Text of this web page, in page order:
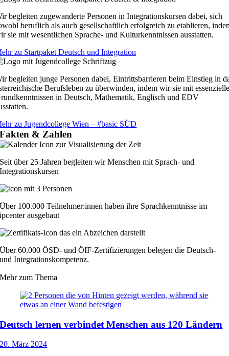
begleiten zugewanderte Personen in Integrationskursen dabei, sich
beruflich als auch gesellschaftlich erfolgreich zu etablieren,
sie mit wesentlichen Sprache- und Kulturkenntnissen ausstatten.
zu Startpaket Deutsch und Integration
begleiten junge Personen dabei, Eintrittsbarrieren beim Einstieg in
Berufsleben zu überwinden, indem wir sie mit
in Deutsch, Mathematik, Englisch und EDV
zu Jugendcollege Wien – #basic SÜD
Fakten & Zahlen
Seit über 25 Jahren begleiten wir Menschen mit Sprach- und
Integrationskursen
Über 100.000 Teilnehmer:innen haben ihre Sprachkenntnisse im
ipcenter ausgebaut
Über 60.000 ÖSD- und ÖIF-Zertifizierungen belegen die Deutsch-
und Integrationskompetenz.
Mehr zum Thema
Deutsch lernen verbindet Menschen aus 120 Ländern
20. März 2024